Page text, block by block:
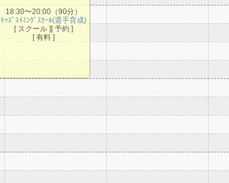
18:30〜20:00（90分）
ｷｯｽﾞｽｲﾐﾝｸﾞｽｸｰﾙ(選手育成)
[ スクール ][ 予約 ]
[ 有料 ]